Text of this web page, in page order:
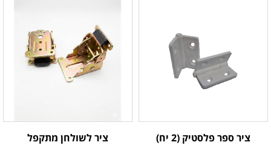
ציר ספר פלסטיק (2 יח) ציר לשולחן מתקפל